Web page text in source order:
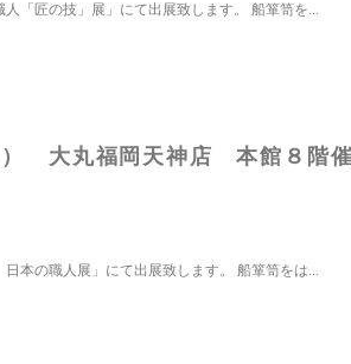
「匠の技」展」にて出展致します。 船箪笥を...
） 大丸福岡天神店 本館８階催
本の職人展」にて出展致します。 船箪笥をは...